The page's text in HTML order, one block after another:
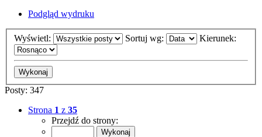
Podgląd wydruku
Wyświetl: Sortuj wg: Kierunek:
Posty: 347
Strona 1 z 35
Przejdź do strony: